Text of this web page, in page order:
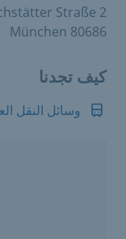
Straße 2
80686 München
كيف تجدنا
وسائل النقل